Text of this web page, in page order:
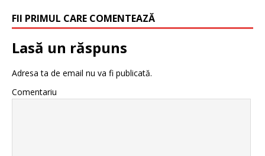
FII PRIMUL CARE COMENTEAZĂ
Lasă un răspuns
Adresa ta de email nu va fi publicată.
Comentariu